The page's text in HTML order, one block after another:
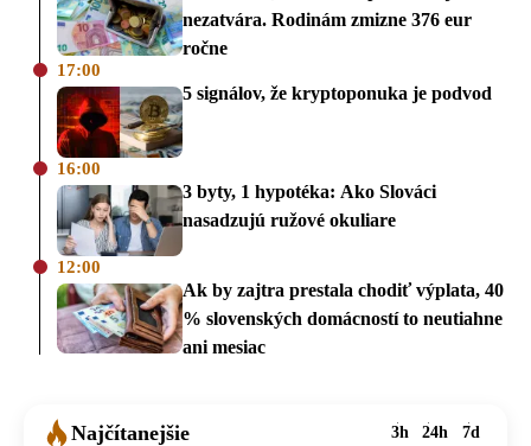
nezatvára. Rodinám zmizne 376 eur
ročne
17:00
5 signálov, že kryptoponuka je podvod
16:00
3 byty, 1 hypotéka: Ako Slováci
nasadzujú ružové okuliare
12:00
Ak by zajtra prestala chodiť výplata, 40
% slovenských domácností to neutiahne
ani mesiac
Najčítanejšie 3h 24h 7d